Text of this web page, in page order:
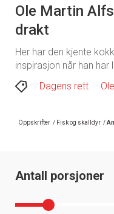
Ole Martin
drakt
Her har den kjente
inspirasjon når han har
Dagens rett
Oppskrifter / Fisk og skalldyr /
Antall porsjoner